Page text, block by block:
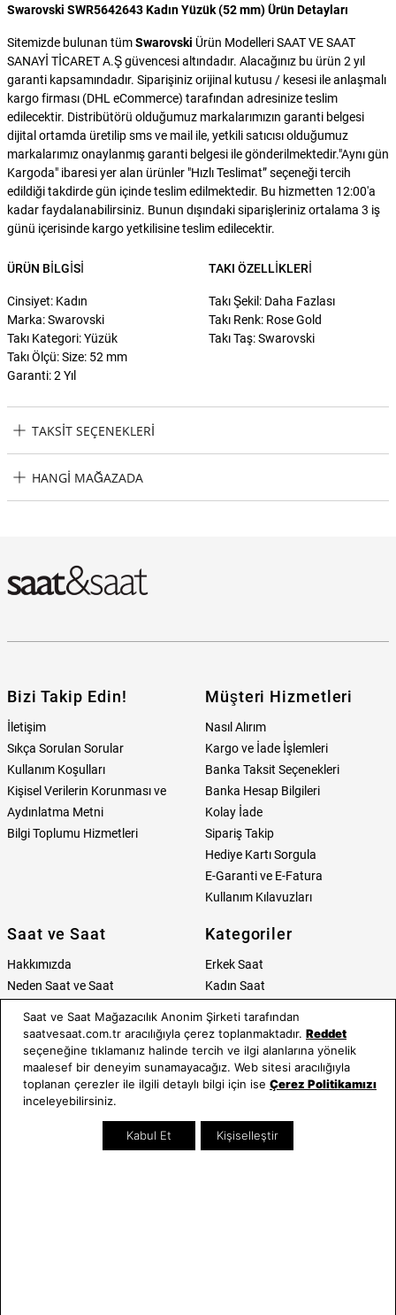
Swarovski SWR5642643 Kadın Yüzük (52 mm) Ürün Detayları
Sitemizde bulunan tümSwarovski Ürün Modelleri SAAT VE SAAT
SANAYİ TİCARET A.Ş güvencesi altındadır. Alacağınız bu ürün 2 yıl
garanti kapsamındadır. Siparişiniz orijinal kutusu / kesesi ile anlaşmalı
kargo firması (DHL eCommerce) tarafından adresinize teslim
edilecektir. Distribütörü olduğumuz markalarımızın garanti belgesi
dijital ortamda üretilip sms ve mail ile, yetkili satıcısı olduğumuz
markalarımız onaylanmış garanti belgesi ile gönderilmektedir."Aynı gün
Kargoda" ibaresi yer alan ürünler "Hızlı Teslimat” seçeneği tercih
edildiği takdirde gün içinde teslim edilmektedir. Bu hizmetten 12:00'a
kadar faydalanabilirsiniz. Bunun dışındaki siparişleriniz ortalama 3 iş
günü içerisinde kargo yetkilisine teslim edilecektir.
ÜRÜN BILGISI
Cinsiyet: Kadın
Marka: Swarovski
Takı Kategori: Yüzük
Takı Ölçü: Size: 52 mm
Garanti: 2 Yıl
TAKI ÖZELLIKLERI
Takı Şekil: Daha Fazlası
Takı Renk: Rose Gold
Takı Taş: Swarovski
TAKSIT SEÇENEKLERI
HANGI MAĞAZADA
Bizi Takip Edin!
İletişim
Sıkça Sorulan Sorular
Kullanım Koşulları
Kişisel Verilerin Korunması ve
Aydınlatma Metni
Bilgi Toplumu Hizmetleri
Müşteri Hizmetleri
Nasıl Alırım
Kargo ve İade İşlemleri
Banka Taksit Seçenekleri
Banka Hesap Bilgileri
Kolay İade
Sipariş Takip
Hediye Kartı Sorgula
E-Garanti ve E-Fatura
Kullanım Kılavuzları
Saat ve Saat
Hakkımızda
Neden Saat ve Saat
Kurumsal Satış
Mağazada Teknik Servis
Yatırımcı İlişkileri
Kategoriler
Erkek Saat
Kadın Saat
Takı & Aksesuar
Kampanyalar
İndirimliler
Online Özel
Blog
Saat ve Saat Mağazacılık Anonim Şirketi tarafından
saatvesaat.com.tr aracılığıyla çerez toplanmaktadır. Reddet
seçeneğine tıklamanız halinde tercih ve ilgi alanlarına yönelik
maalesef bir deneyim sunamayacağız. Web sitesi aracılığıyla
toplanan çerezler ile ilgili detaylı bilgi için ise Çerez Politikamızı
inceleyebilirsiniz.
Kabul Et Kişiselleştir